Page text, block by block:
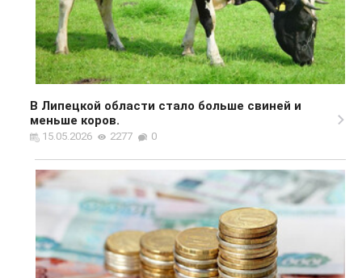
В Липецкой области стало больше свиней и
меньше коров.
15.05.2026 2277 0